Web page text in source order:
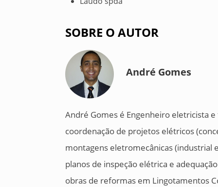
SOBRE O AUTOR
André Gomes
André Gomes é Engenheiro eletricista
coordenação de projetos elétricos
montagens eletromecânicas (industrial
planos de inspeção elétrica e
obras de reformas em Lingotamentos